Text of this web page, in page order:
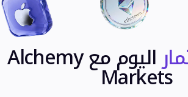
اليوم مع Alchemy
Markets